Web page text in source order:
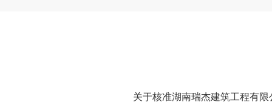
关于核准湖南瑞杰建筑工程有